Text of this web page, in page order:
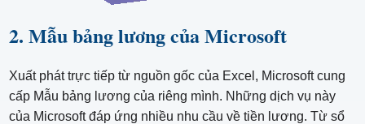
2. Mẫu bảng lương của Microsoft
Xuất phát trực tiếp từ nguồn gốc của Excel, Microsoft cung
cấp Mẫu bảng lương của riêng mình. Những dịch vụ này
của Microsoft đáp ứng nhiều nhu cầu về tiền lương. Từ sổ